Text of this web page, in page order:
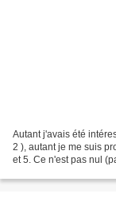
Autant j'avais été
2 ), autant je me suis
et 5. Ce n'est pas nul